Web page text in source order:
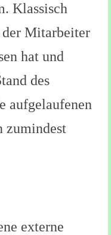
Klassisch
der Mitarbeiter
hat und
des
aufgelaufenen
zumindest
externe